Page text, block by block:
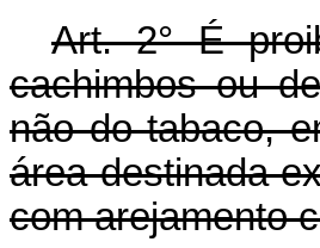
Art. 2° É
cachimbos ou
não do tabaco,
área destinada
com arejamento